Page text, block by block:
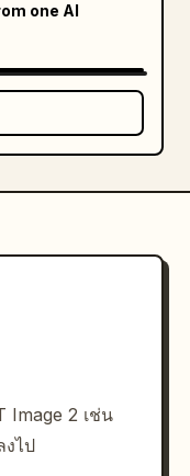
one AI
Image 2 เช่น
ไป